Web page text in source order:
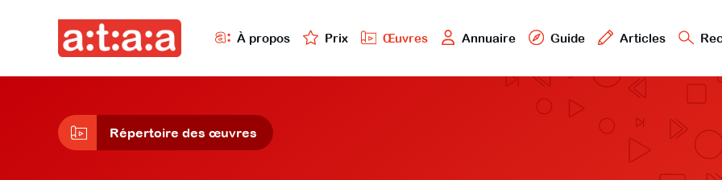
À propos Prix Œuvres Annuaire Guide Articles
Répertoire des œuvres